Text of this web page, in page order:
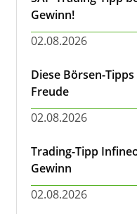
Gewinn!
02.08.2026
Diese Börsen-
Freude
02.08.2026
Trading-Tipp
Gewinn
02.08.2026